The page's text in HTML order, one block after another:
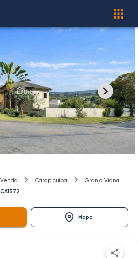
Venda Carapicuíba
Granja Viana
CA1572
Mapa